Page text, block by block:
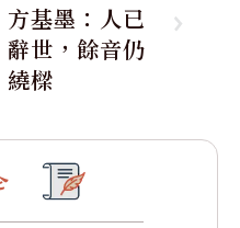
方基墨：人已
辭世，餘音仍
繞樑